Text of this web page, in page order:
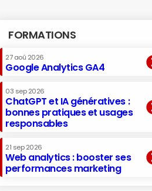
FORMATIONS
27 aoû 2026
Google Analytics GA4
03 sep 2026
ChatGPT et IA génératives :
bonnes pratiques et usages
responsables
21 sep 2026
Web analytics : booster ses
performances marketing